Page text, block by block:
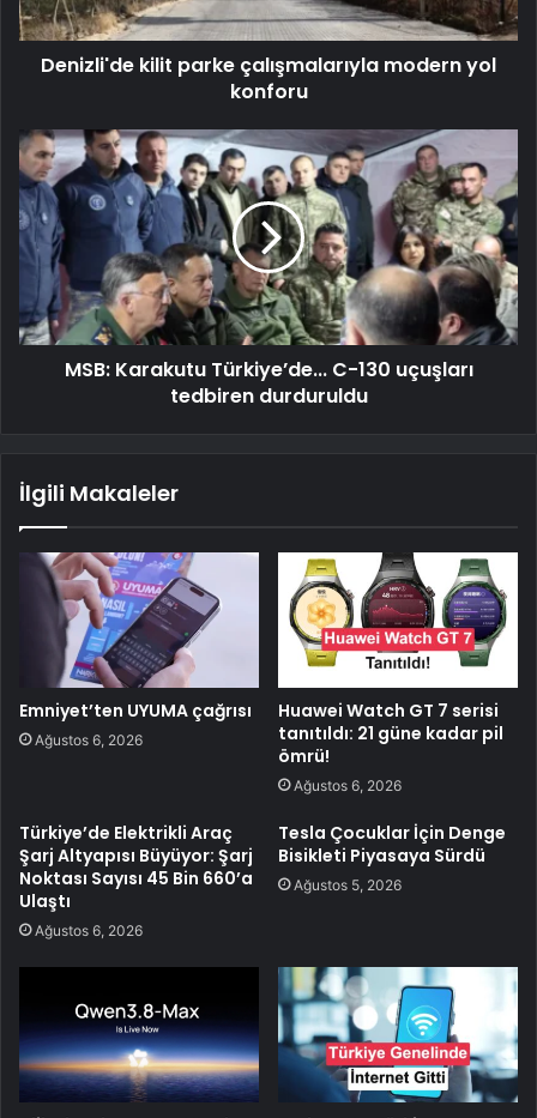
Denizli'de kilit parke çalışmalarıyla modern yol
konforu
MSB: Karakutu Türkiye’de... C-130 uçuşları
tedbiren durduruldu
İlgili Makaleler
Emniyet’ten UYUMA çağrısı
Ağustos 6, 2026
Huawei Watch GT 7 serisi
tanıtıldı: 21 güne kadar pil
ömrü!
Ağustos 6, 2026
Türkiye’de Elektrikli Araç
Şarj Altyapısı Büyüyor: Şarj
Noktası Sayısı 45 Bin 660’a
Ulaştı
Ağustos 6, 2026
Tesla Çocuklar İçin Denge
Bisikleti Piyasaya Sürdü
Ağustos 5, 2026